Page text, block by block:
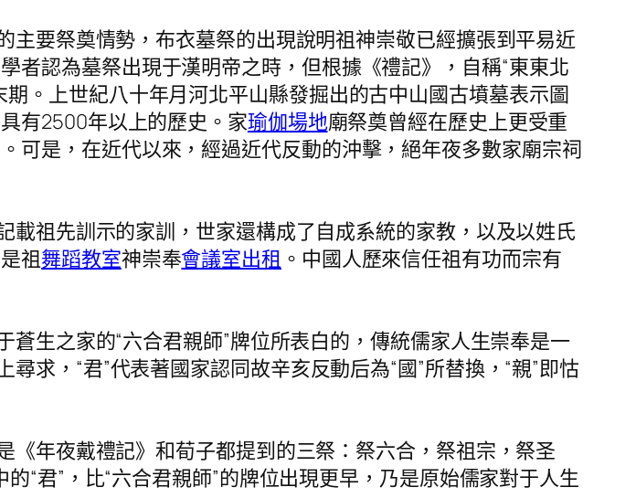
要祭奠情勢，布衣墓祭的出現說明祖神崇敬已經擴張到平易近
者認為墓祭出現于漢明帝之時，但根據《禮記》，自稱“東東北
。上世紀八十年月河北平山縣發掘出的古中山國古墳墓表示圖
有2500年以上的歷史。家瑜伽場地廟祭奠曾經在歷史上更受重
可是，在近代以來，經過近代反動的沖擊，絕年夜多數家廟宗祠
祖先訓示的家訓，世家還構成了自成系統的家教，以及以姓氏
祖舞蹈教室神崇奉會議室出租 。中國人歷來信任祖有功而宗有
生之家的“六合君親師”牌位所表白的，傳統儒家人生崇奉是一
求，“君”代表著國家認同故辛亥反動后為“國”所替換，“親”即怙
年夜戴禮記》和荀子都提到的三祭：祭六合，祭祖宗，祭圣
“君”，比“六合君親師”的牌位出現更早，乃是原始儒家對于人生